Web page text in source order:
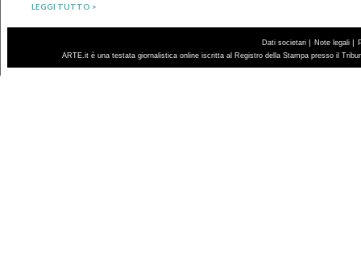
LEGGI TUTTO >
Dati societari | Note legali |
ARTE.it è una testata giornalistica online iscritta al Registro della Stampa presso il